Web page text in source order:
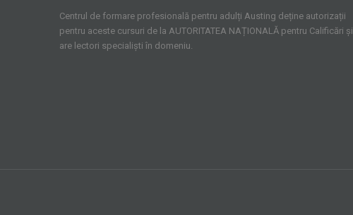
Centrul de formare profesională pentru adulți Austing deține autorizații
pentru aceste cursuri de la AUTORITATEA NAȚIONALĂ pentru Calificări și
are lectori specialiști în domeniu.